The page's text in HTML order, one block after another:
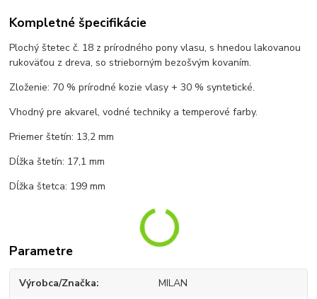
Kompletné špecifikácie
Plochý štetec č. 18 z prírodného pony vlasu, s hnedou lakovanou
rukoväťou z dreva, so strieborným bezošvým kovaním.
Zloženie: 70 % prírodné kozie vlasy + 30 % syntetické.
Vhodný pre akvarel, vodné techniky a temperové farby.
Priemer štetín: 13,2 mm
Dĺžka štetín: 17,1 mm
Dĺžka štetca: 199 mm
Parametre
Výrobca/Značka MILAN